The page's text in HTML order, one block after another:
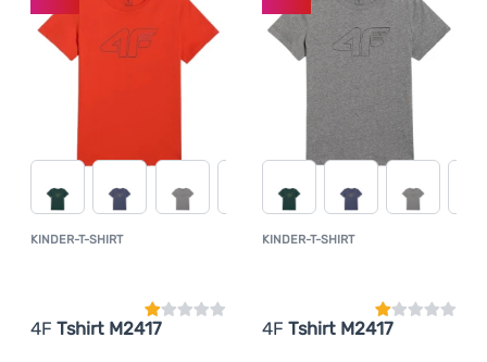
KINDER-T-SHIRT
4F Tshirt M2417
KundenbewertungKINDER-T-SHIRT
4F Tshirt M2417